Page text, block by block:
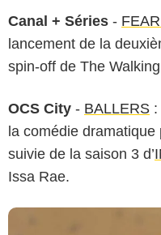
Canal + Séries -
lancement de la
spin-off de The
OCS City - BALLERS
la comédie
suivie de la saison 3 d’
Issa Rae.